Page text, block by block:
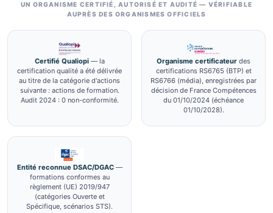
UN ORGANISME CERTIFIÉ, AUTORISÉ ET AUDITÉ — VÉRIFIABLE
AUPRÈS DES ORGANISMES OFFICIELS
Certifié Qualiopi— la
certification qualité a été délivrée
au titre de la catégorie d'actions
suivante : actions de formation.
Audit 2024 : 0 non-conformité.
Organisme certificateur des
certifications RS6765 (BTP) et
RS6766 (média), enregistrées par
décision de France Compétences
du 01/10/2024 (échéance
01/10/2028).
Entité reconnue DSAC/DGAC—
formations conformes au
règlement (UE) 2019/947
(catégories Ouverte et
Spécifique, scénarios STS).